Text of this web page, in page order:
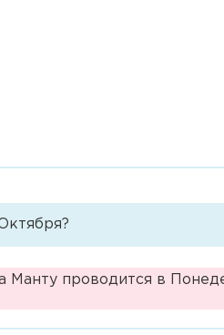
Манту проводится в